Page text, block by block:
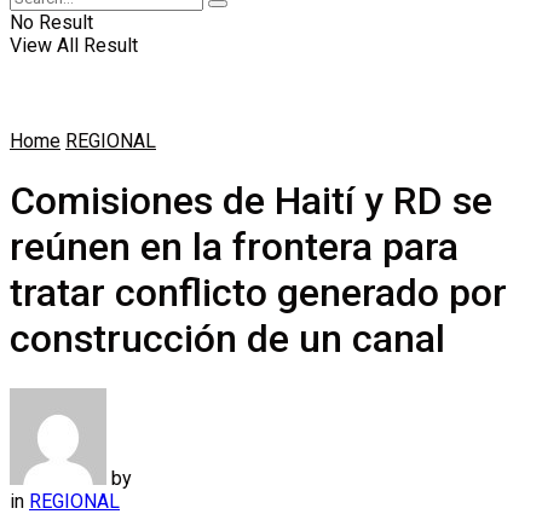
No Result
View All Result
Home REGIONAL
Comisiones de Haití y RD se
reúnen en la frontera para
tratar conflicto generado por
construcción de un canal
by
in REGIONAL